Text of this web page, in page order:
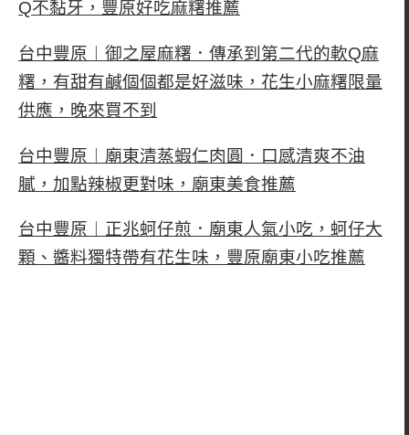
Q不黏牙，豐原好吃麻糬推薦
台中豐原︱御之屋麻糬．傳承到第二代的軟Q麻
糬，有甜有鹹個個都是好滋味，花生小麻糬限量
供應，晚來買不到
台中豐原︱廟東清蒸蝦仁肉圓．口感清爽不油
膩，加點辣椒更對味，廟東美食推薦
台中豐原︱正兆蚵仔煎．廟東人氣小吃，蚵仔大
顆、醬料獨特帶有花生味，豐原廟東小吃推薦